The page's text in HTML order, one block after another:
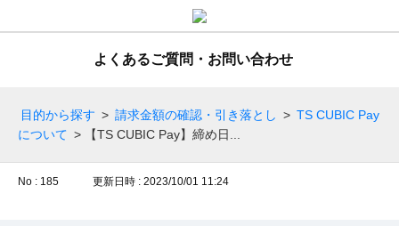
よくあるご質問・お問い合わせ
目的から探す > 請求金額の確認・引き落とし > TS CUBIC Pay
について > 【TS CUBIC Pay】締め日...
No : 185 更新日時 : 2023/10/01 11:24